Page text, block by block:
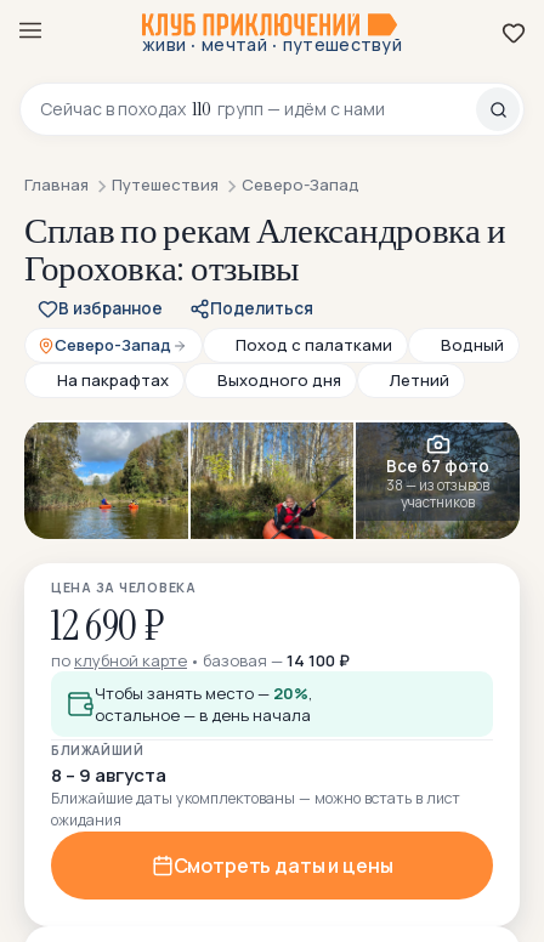
живи · мечтай · путешествуй
Сейчас в походах 110 групп — идём с нами
8 800 200-70-23
Главная Путешествия Северо-Запад
Сплав по рекам Александровка и
Гороховка: отзывы
В избранное
Поделиться
Северо-Запад
Поход с палатками
Водный
На пакрафтах
Выходного дня Летний
Все 67 фото
38 — из отзывов
участников
ЦЕНА ЗА ЧЕЛОВЕКА
12 690 ₽
по клубной карте базовая —14 100 ₽
Чтобы занять место — 20%,
остальное — в день начала
БЛИЖАЙШИЙ
8 – 9 августа
Ближайшие даты укомплектованы — можно встать в лист
ожидания
Смотреть даты и цены